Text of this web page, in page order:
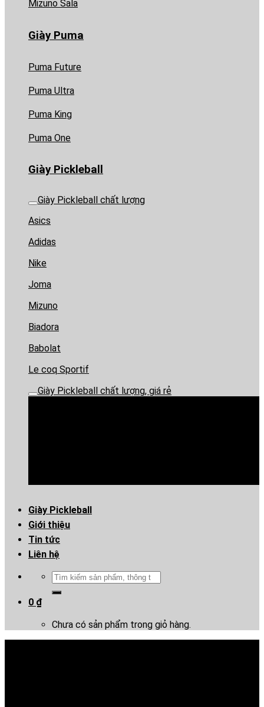
Mizuno Sala
Giày Puma
Puma Future
Puma Ultra
Puma King
Puma One
Giày Pickleball
Giày Pickleball chất lượng
Asics
Adidas
Nike
Joma
Mizuno
Biadora
Babolat
Le coq Sportif
Giày Pickleball chất lượng, giá rẻ
Giày Pickleball
Giới thiệu
Tin tức
Liên hệ
Tìm
0 ₫
Chưa có sản phẩm trong giỏ hàng.